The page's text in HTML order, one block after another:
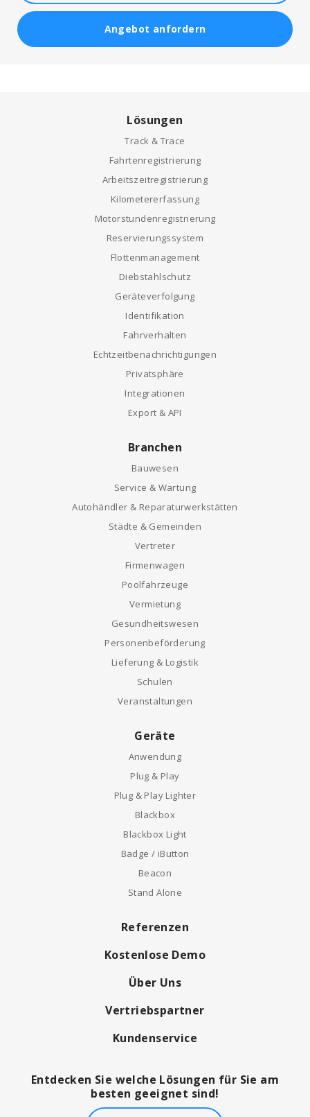
Angebot anfordern
Lösungen
Track & Trace
Fahrtenregistrierung
Arbeitszeitregistrierung
Kilometererfassung
Motorstundenregistrierung
Reservierungssystem
Flottenmanagement
Diebstahlschutz
Geräteverfolgung
Identifikation
Fahrverhalten
Echtzeitbenachrichtigungen
Privatsphäre
Integrationen
Export & API
Branchen
Bauwesen
Service & Wartung
Autohändler & Reparaturwerkstätten
Städte & Gemeinden
Vertreter
Firmenwagen
Poolfahrzeuge
Vermietung
Gesundheitswesen
Personenbeförderung
Lieferung & Logistik
Schulen
Veranstaltungen
Geräte
Anwendung
Plug & Play
Plug & Play Lighter
Blackbox
Blackbox Light
Badge / iButton
Beacon
Stand Alone
Referenzen
Kostenlose Demo
Über Uns
Vertriebspartner
Kundenservice
Entdecken Sie welche Lösungen für Sie am
besten geeignet sind!